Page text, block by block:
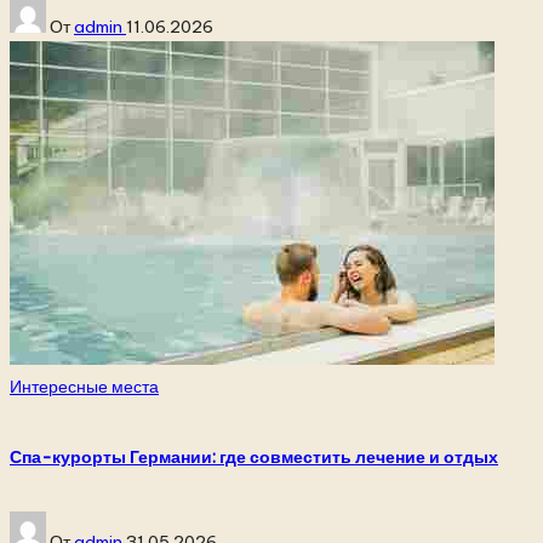
Запись
от
Отadmin 11.06.2026
Опубликовано
Интересные места
Спа-курорты Германии: где совместить лечение и отдых
Запись